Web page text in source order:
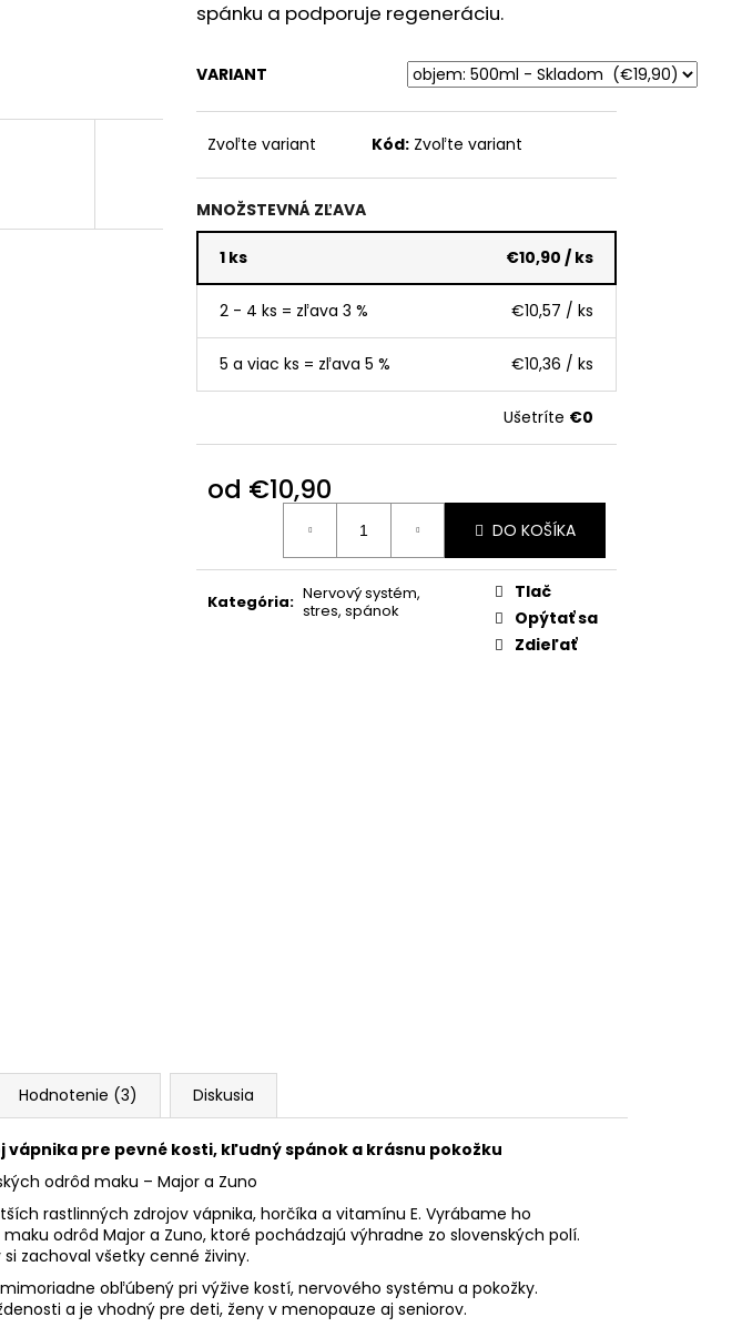
spánku a podporuje regeneráciu.
VARIANT
Zvoľte variant Kód: Zvoľte variant
MNOŽSTEVNÁ ZĽAVA
1 ks €10,90 / ks
2 - 4 ks = zľava 3 % €10,57 / ks
5 a viac ks = zľava 5 % €10,36 / ks
Ušetríte €0
od €10,90
DO KOŠÍKA
Kategória: Nervový systém,
stres, spánok
Tlač
Opýtať sa
Zdieľať
Hodnotenie (3) Diskusia
vápnika pre pevné kosti, kľudný spánok a krásnu pokožku
odrôd maku – Major a Zuno
rastlinných zdrojov vápnika, horčíka a vitamínu E. Vyrábame ho
odrôd Major a Zuno, ktoré pochádzajú výhradne zo slovenských polí.
zachoval všetky cenné živiny.
obľúbený pri výžive kostí, nervového systému a pokožky.
a je vhodný pre deti, ženy v menopauze aj seniorov.